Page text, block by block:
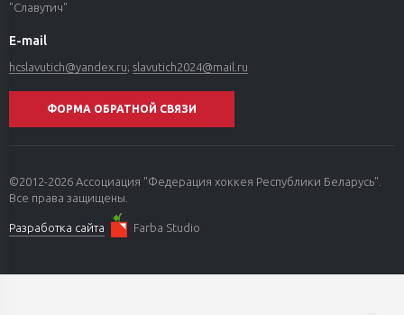
"Славутич"
E-mail
hcslavutich@yandex.ru; slavutich2024@mail.ru
ФОРМА ОБРАТНОЙ СВЯЗИ
©2012-2026 Ассоциация "Федерация хоккея Республики Беларусь".
Все права защищены.
Разработка сайта Farba Studio